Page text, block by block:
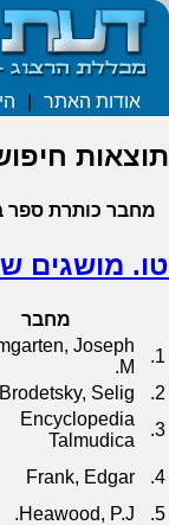
אודות האתר
תוצאות
מחבר כותרת ספר
טו. מושגים
מחבר
1.
Joseph
M.
2.
Brodetsky, Selig
3.
Encyclopedia
Talmudica
4.
Frank, Edgar
5.
Heawood, P.J.